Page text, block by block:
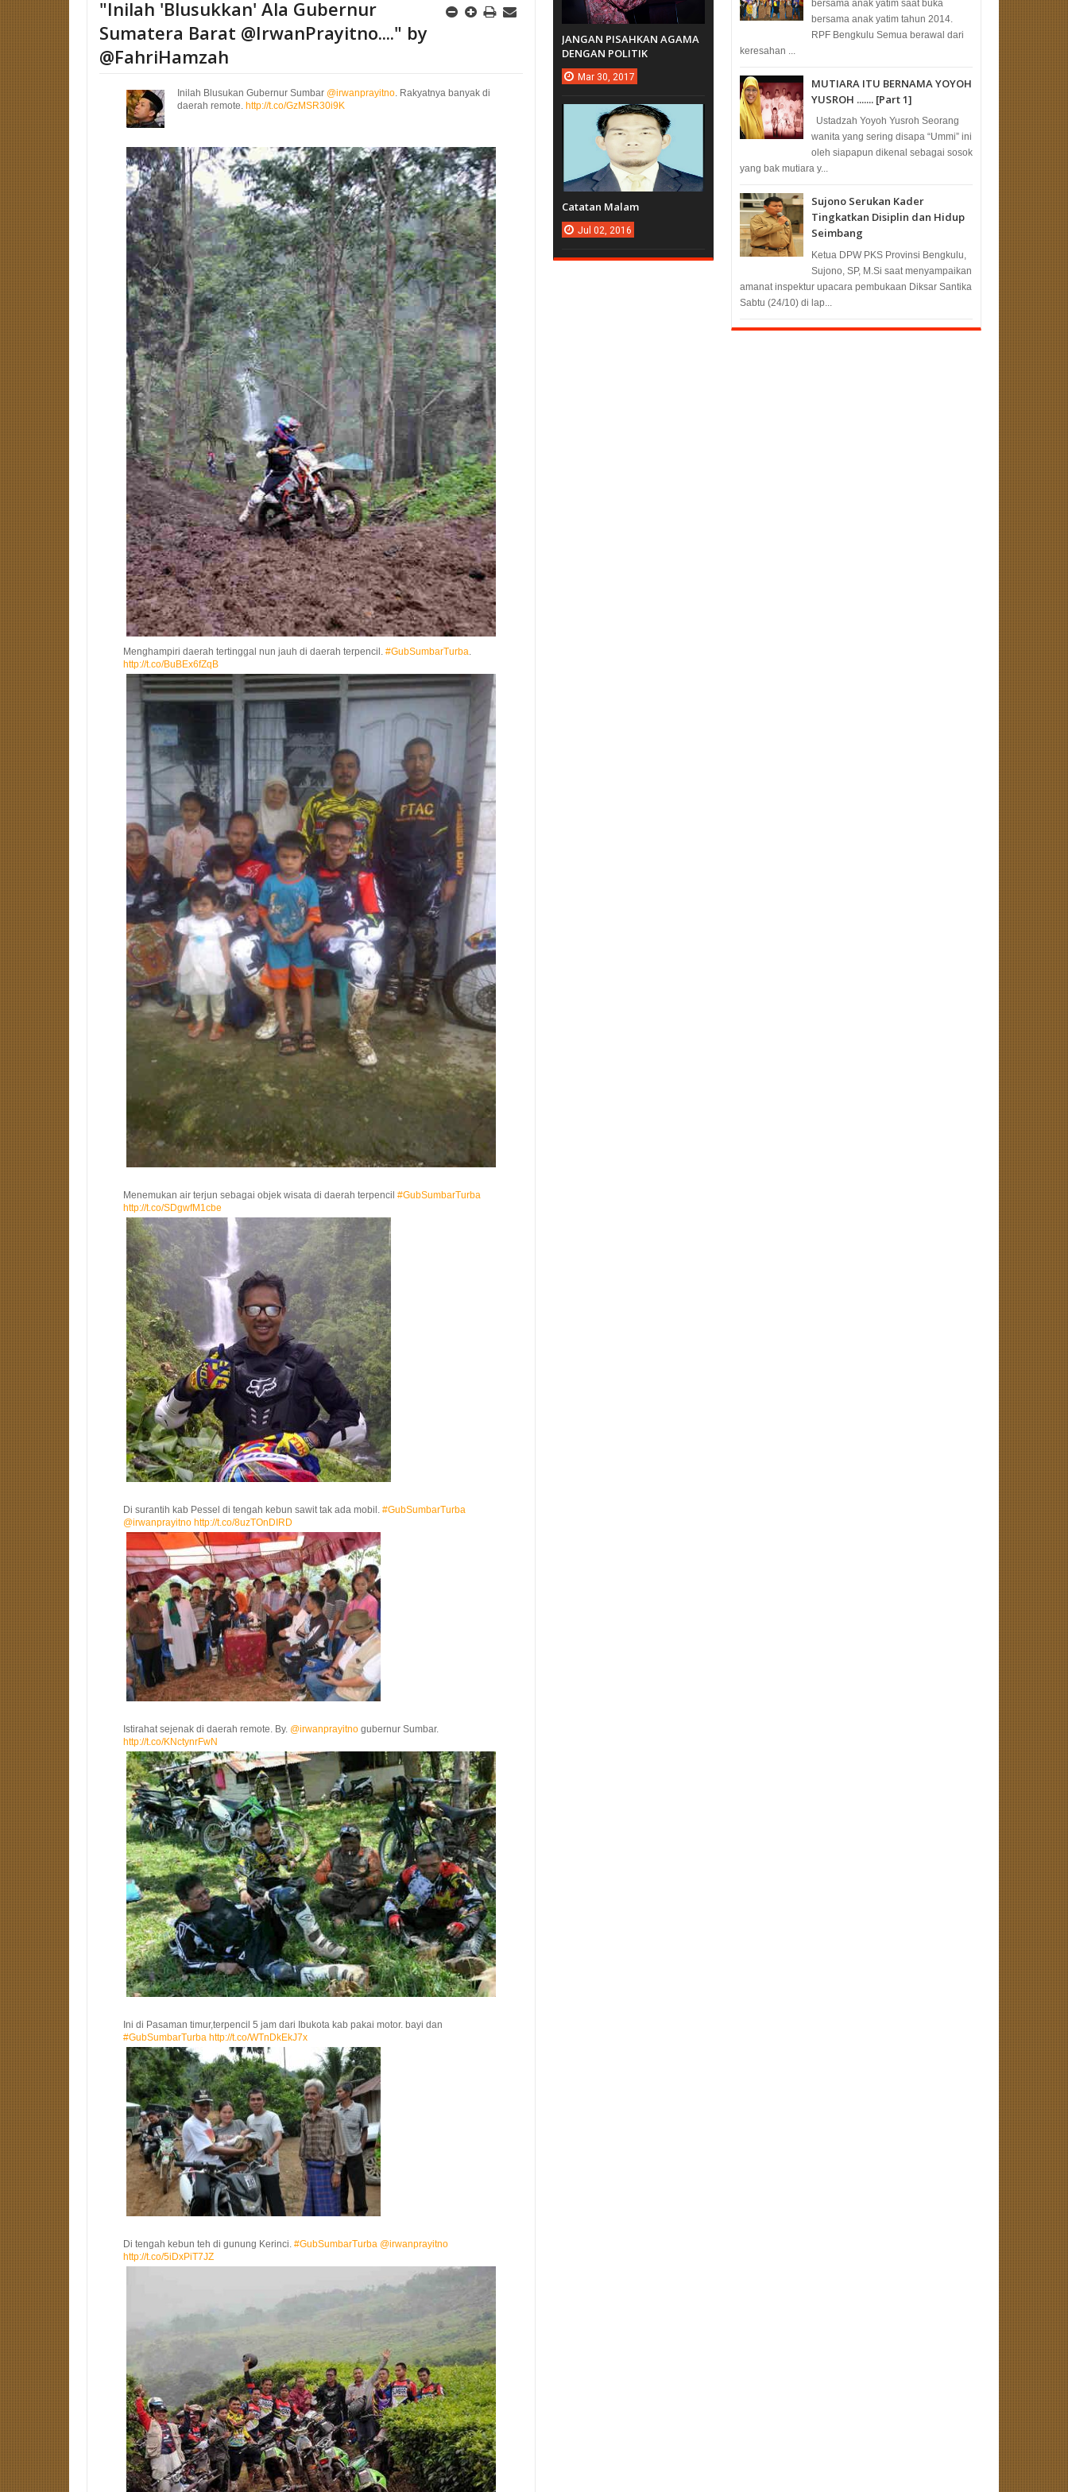
"Inilah 'Blusukkan' Ala Gubernur
Sumatera Barat @IrwanPrayitno...." by
@FahriHamzah
Inilah Blusukan Gubernur Sumbar @irwanprayitno. Rakyatnya banyak di
daerah remote. http://t.co/GzMSR30i9K
Menghampiri daerah tertinggal nun jauh di daerah terpencil. #GubSumbarTurba.
http://t.co/BuBEx6fZqB
Menemukan air terjun sebagai objek wisata di daerah terpencil #GubSumbarTurba
http://t.co/SDgwfM1cbe
Di surantih kab Pessel di tengah kebun sawit tak ada mobil. #GubSumbarTurba
@irwanprayitno http://t.co/8uzTOnDIRD
Istirahat sejenak di daerah remote. By. @irwanprayitno gubernur Sumbar.
http://t.co/KNctynrFwN
Ini di Pasaman timur,terpencil 5 jam dari Ibukota kab pakai motor. bayi dan
#GubSumbarTurba http://t.co/WTnDkEkJ7x
Di tengah kebun teh di gunung Kerinci. #GubSumbarTurba @irwanprayitno
http://t.co/5iDxPiT7JZ
bersama anak yatim saat buka
bersama anak yatim tahun 2014.
RPF Bengkulu Semua berawal dari
keresahan ...
MUTIARA ITU BERNAMA YOYOH
YUSROH ....... [Part 1]
Ustadzah Yoyoh Yusroh Seorang
wanita yang sering disapa “Ummi” ini
oleh siapapun dikenal sebagai sosok
yang bak mutiara y...
Sujono Serukan Kader
Tingkatkan Disiplin dan Hidup
Seimbang
Ketua DPW PKS Provinsi Bengkulu,
Sujono, SP, M.Si saat menyampaikan
amanat inspektur upacara pembukaan Diksar Santika
Sabtu (24/10) di lap...
JANGAN PISAHKAN AGAMA
DENGAN POLITIK
Mar 30, 2017
Catatan Malam
Jul 02, 2016